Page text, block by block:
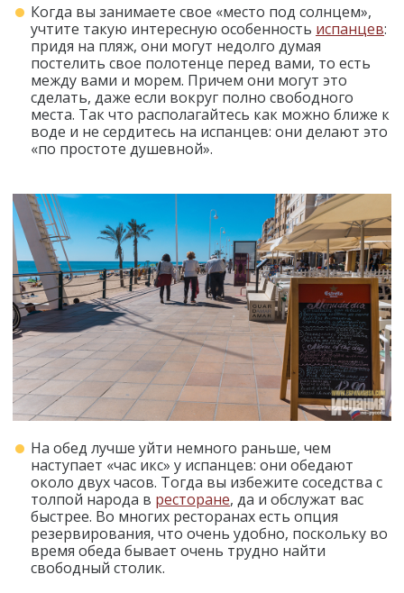
Когда вы занимаете свое «место под солнцем»,
учтите такую интересную особенность испанцев:
придя на пляж, они могут недолго думая
постелить свое полотенце перед вами, то есть
между вами и морем. Причем они могут это
сделать, даже если вокруг полно свободного
места. Так что располагайтесь как можно ближе к
воде и не сердитесь на испанцев: они делают это
«по простоте душевной».
На обед лучше уйти немного раньше, чем
наступает «час икс» у испанцев: они обедают
около двух часов. Тогда вы избежите соседства с
толпой народа в ресторане, да и обслужат вас
быстрее. Во многих ресторанах есть опция
резервирования, что очень удобно, поскольку во
время обеда бывает очень трудно найти
свободный столик.